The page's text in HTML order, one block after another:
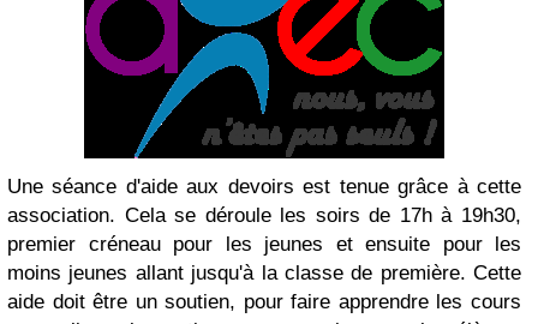
Une séance d'aide aux devoirs est tenue grâce à cette
association. Cela se déroule les soirs de 17h à 19h30,
premier créneau pour les jeunes et ensuite pour les
moins jeunes allant jusqu'à la classe de première. Cette
aide doit être un soutien, pour faire apprendre les cours